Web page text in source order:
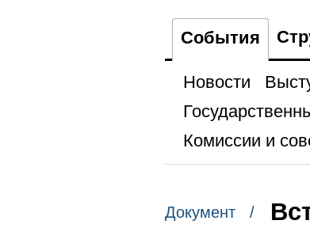
События
Новости
Комиссии и
Документ /